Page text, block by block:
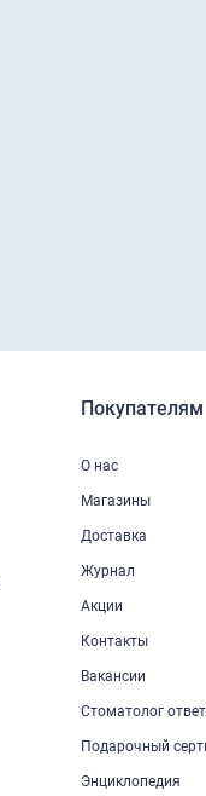
Покупателям
О нас
Магазины
Доставка
Журнал
Акции
Контакты
Вакансии
Стоматолог
Подарочный
Энциклопедия